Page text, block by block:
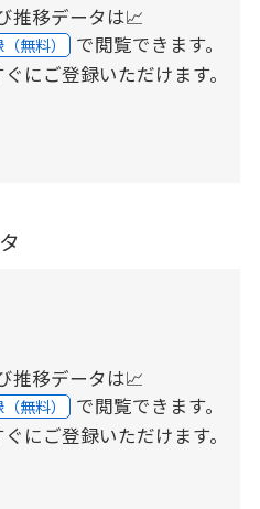
推移データは📈
（無料） で閲覧できます。
にご登録いただけます。
推移データは📈
（無料） で閲覧できます。
にご登録いただけます。